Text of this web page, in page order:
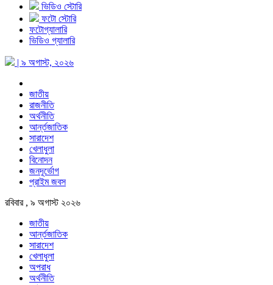
ভিডিও স্টোরি
ফটো স্টোরি
ফটোগ্যালারি
ভিডিও গ্যালারি
| ৯ অগাস্ট, ২০২৬
জাতীয়
রাজনীতি
অর্থনীতি
আর্ন্তজাতিক
সারাদেশ
খেলাধুলা
বিনোদন
জনদূর্ভোগ
প্রাইম জবস
রবিবার , ৯ অগাস্ট ২০২৬
জাতীয়
আর্ন্তজাতিক
সারাদেশ
খেলাধুলা
অপরাধ
অর্থনীতি